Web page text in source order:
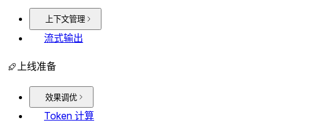
上下文管理
流式输出
上线准备
效果调优
Token 计算